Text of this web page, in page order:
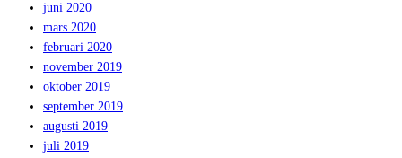
juni 2020
mars 2020
februari 2020
november 2019
oktober 2019
september 2019
augusti 2019
juli 2019